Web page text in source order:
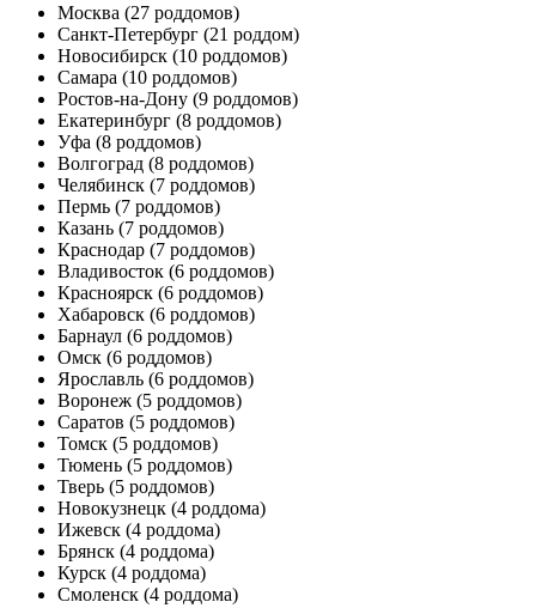
Москва (27 роддомов)
Санкт-Петербург (21 роддом)
Новосибирск (10 роддомов)
Самара (10 роддомов)
Ростов-на-Дону (9 роддомов)
Екатеринбург (8 роддомов)
Уфа (8 роддомов)
Волгоград (8 роддомов)
Челябинск (7 роддомов)
Пермь (7 роддомов)
Казань (7 роддомов)
Краснодар (7 роддомов)
Владивосток (6 роддомов)
Красноярск (6 роддомов)
Хабаровск (6 роддомов)
Барнаул (6 роддомов)
Омск (6 роддомов)
Ярославль (6 роддомов)
Воронеж (5 роддомов)
Саратов (5 роддомов)
Томск (5 роддомов)
Тюмень (5 роддомов)
Тверь (5 роддомов)
Новокузнецк (4 роддома)
Ижевск (4 роддома)
Брянск (4 роддома)
Курск (4 роддома)
Смоленск (4 роддома)